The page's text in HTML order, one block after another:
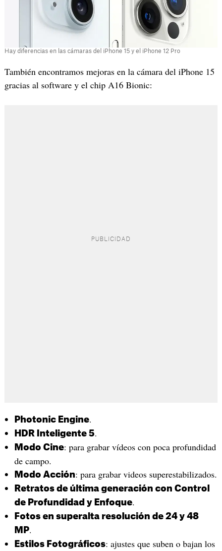
Hay diferencias en las cámaras del iPhone 15 y el iPhone 12 Pro
También encontramos mejoras en la cámara del iPhone 15
gracias al software y el chip A16 Bionic:
Photonic Engine.
HDR Inteligente 5.
Modo Cine: para grabar vídeos con poca profundidad
de campo.
Modo Acción: para grabar videos superestabilizados.
Retratos de última generación con Control
de Profundidad y Enfoque.
Fotos en superalta resolución de 24 y 48
MP.
Estilos Fotográficos: ajustes que suben o bajan los